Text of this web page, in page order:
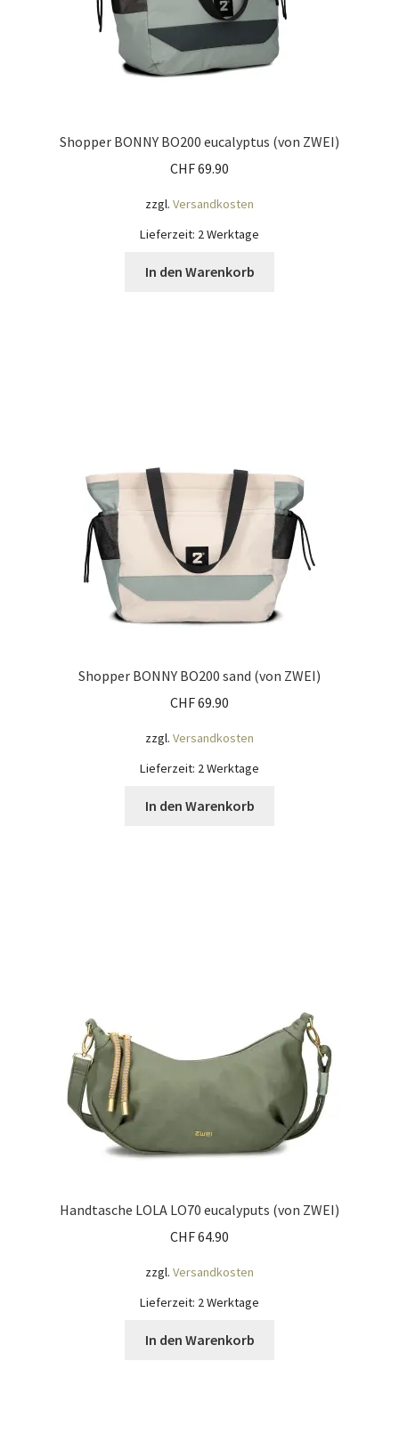
Shopper BONNY BO200 eucalyptus (von ZWEI)
CHF69.90
zzgl. Versandkosten
Lieferzeit: 2 Werktage
In den Warenkorb
Shopper BONNY BO200 sand (von ZWEI)
CHF69.90
zzgl. Versandkosten
Lieferzeit: 2 Werktage
In den Warenkorb
Handtasche LOLA LO70 eucalyputs (von ZWEI)
CHF64.90
zzgl. Versandkosten
Lieferzeit: 2 Werktage
In den Warenkorb